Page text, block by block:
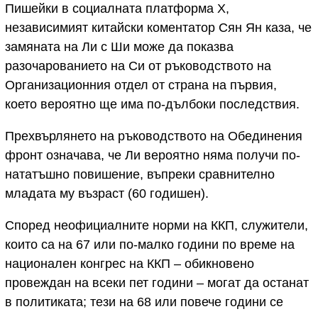
Пишейки в социалната платформа X,
независимият китайски коментатор Сян Ян каза, че
замяната на Ли с Ши може да показва
разочарованието на Си от ръководството на
Организационния отдел от страна на първия,
което вероятно ще има по-дълбоки последствия.
Прехвърлянето на ръководството на Обединения
фронт означава, че Ли вероятно няма получи по-
нататъшно повишение, въпреки сравнително
младата му възраст (60 годишен).
Според неофициалните норми на ККП, служители,
които са на 67 или по-малко години по време на
национален конгрес на ККП – обикновено
провеждан на всеки пет години – могат да останат
в политиката; тези на 68 или повече години се